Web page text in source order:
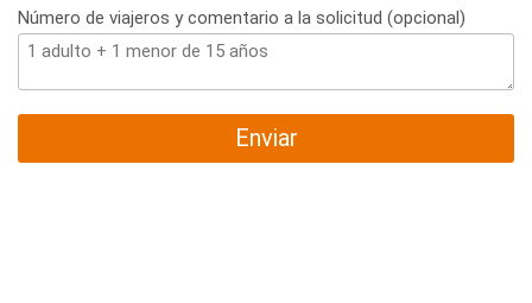
Número de viajeros y comentario a la solicitud (opcional)
Enviar